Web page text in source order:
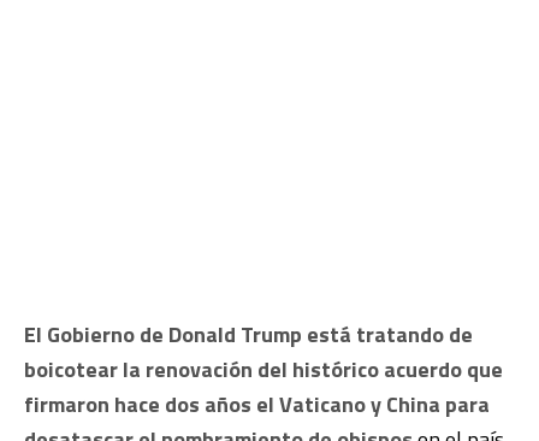
El Gobierno de Donald Trump está tratando de
boicotear la renovación del histórico acuerdo que
firmaron hace dos años el Vaticano y China para